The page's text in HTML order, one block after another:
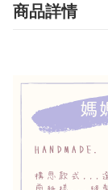
商品詳情